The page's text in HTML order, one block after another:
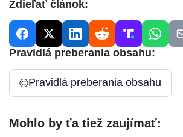
Zdieľať článok:
Pravidlá preberania obsahu:
©Pravidlá preberania obsahu
Mohlo by ťa tiež zaujímať: